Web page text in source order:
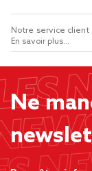
Notre service
En savoir plus...
Ne